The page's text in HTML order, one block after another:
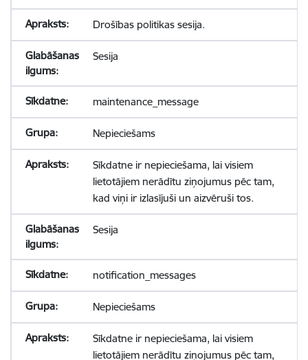
Drošības politikas sesija.
Sesija
maintenance_message
Nepieciešams
Sīkdatne ir nepieciešama, lai visiem
lietotājiem nerādītu ziņojumus pēc tam,
kad viņi ir izlasījuši un aizvēruši tos.
Sesija
notification_messages
Nepieciešams
Sīkdatne ir nepieciešama, lai visiem
lietotājiem nerādītu ziņojumus pēc tam,